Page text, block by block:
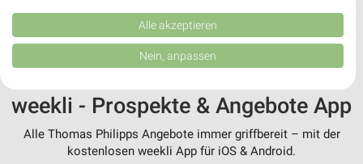
weekli - Prospekte & Angebote App
Alle Thomas Philipps Angebote immer griffbereit – mit der
kostenlosen weekli App für iOS & Android.
Kombinationen von Daten aus verschiedenen Quellen. Entwicklung und
Verbesserung der Angebote. Verwendung reduzierter Daten zur Auswahl
von Inhalten.
Daten können außerhalb der Europäischen Union weitergegeben und in die
USA gesendet werden.
Website/App.
Partnerliste anzeigen (1 IAB-Anbieter)
Wir nutzen Ihre Daten für folgende Zwecke:
IAB-Verarbeitungszwecke:
Alle akzeptieren
Nein, anpassen